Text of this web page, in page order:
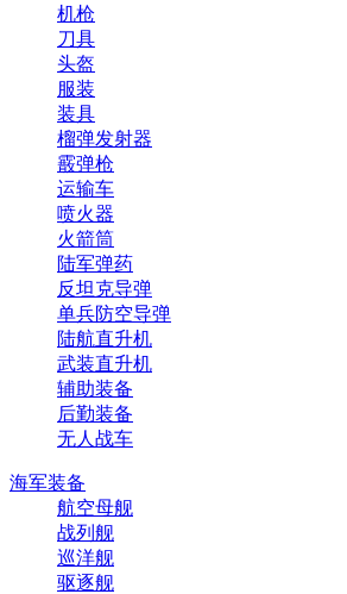
机枪
刀具
头盔
服装
装具
榴弹发射器
霰弹枪
运输车
喷火器
火箭筒
陆军弹药
反坦克导弹
单兵防空导弹
陆航直升机
武装直升机
辅助装备
后勤装备
无人战车
海军装备
航空母舰
战列舰
巡洋舰
驱逐舰